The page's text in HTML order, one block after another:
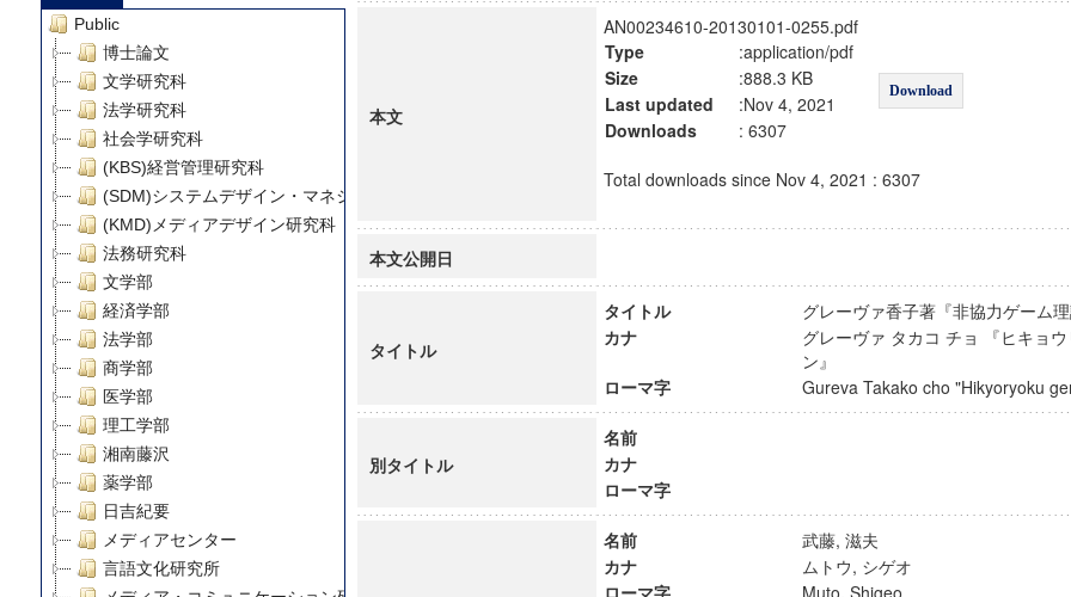
Public
博士論文
文学研究科
法学研究科
社会学研究科
(KBS)経営管理研究科
(SDM)システムデザイン・マネジメント研究科
(KMD)メディアデザイン研究科
法務研究科
文学部
経済学部
法学部
商学部
医学部
理工学部
湘南藤沢
薬学部
日吉紀要
メディアセンター
言語文化研究所
本文
AN00234610-20130101-0255.pdf
Type
:application/pdf
Download
Size
:888.3 KB
Last updated
:Nov 4, 2021
Downloads
: 6307
Total downloads since Nov 4, 2021 : 6307
本文公開日
タイトル
タイトル
グレーヴァ香子著『非協力ゲーム
カナ
グレーヴァ タカコ チョ 『ヒキョ
ン』
ローマ字
Gureva Takako cho "Hikyoryoku
別タイトル
名前
カナ
ローマ字
名前
武藤, 滋夫
カナ
ムトウ, シゲオ
ローマ字
Muto, Shigeo